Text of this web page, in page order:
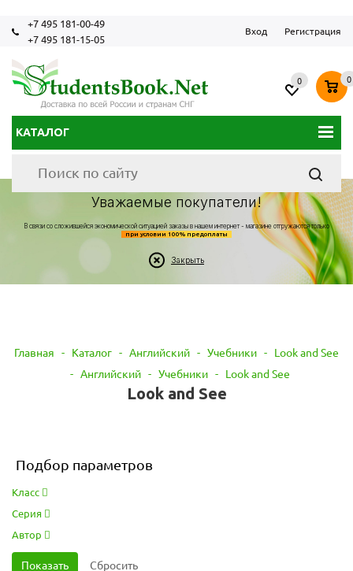
+7 495 181-00-49
+7 495 181-15-05
Вход Регистрация
КАТАЛОГ
0 0
Уважаемые покупатели!
В связи со сложившейся экономической ситуацией заказы в нашем интернет - магазине отгружаются только
при условии 100% предоплаты
Закрыть
Главная - Каталог - Английский - Учебники - Look and See
- Английский - Учебники - Look and See
Look and See
Подбор параметров
Класс
Серия
Автор